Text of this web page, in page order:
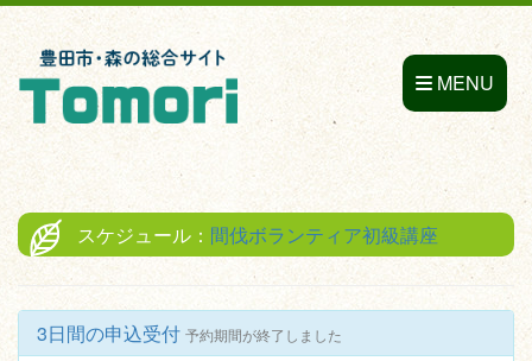
MENU
スケジュール： 間伐ボランティア初級講座
3日間の申込受付 予約期間が終了しました